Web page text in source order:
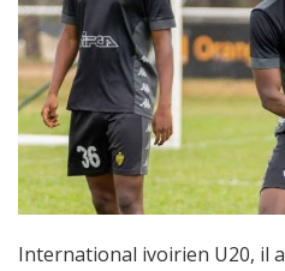
International ivoirien U20, il